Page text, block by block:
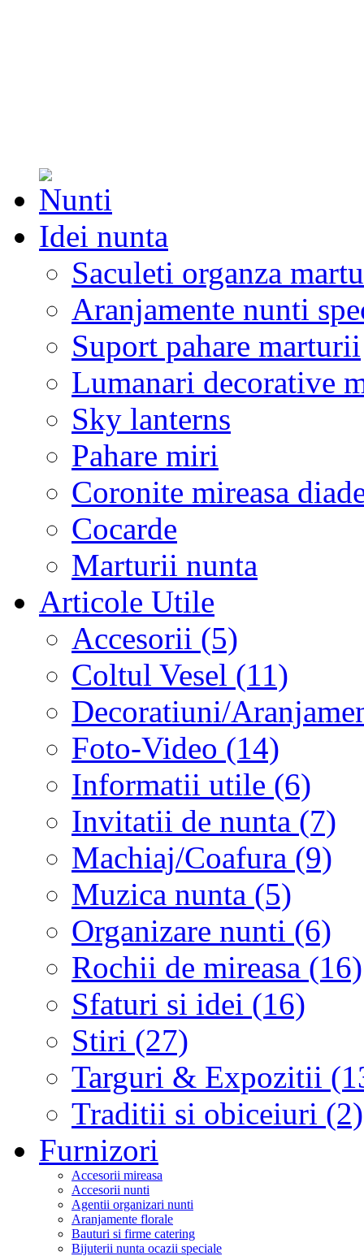
Idei nunta
Saculeti organza
Aranjamente nunti
Suport pahare marturii
Lumanari decorative
Sky lanterns
Pahare miri
Coronite mireasa
Cocarde
Marturii nunta
Articole Utile
Accesorii (5)
Coltul Vesel (11)
Decoratiuni/
Foto-Video (14)
Informatii utile (6)
Invitatii de nunta (7)
Machiaj/Coafura (9)
Muzica nunta (5)
Organizare nunti (6)
Rochii de mireasa (16)
Sfaturi si idei (16)
Stiri (27)
Targuri & Expozitii
Traditii si obiceiuri (2)
Furnizori
Accesorii mireasa
Accesorii nunti
Agentii organizari nunti
Aranjamente florale
Bauturi si firme catering
Bijuterii nunta ocazii speciale